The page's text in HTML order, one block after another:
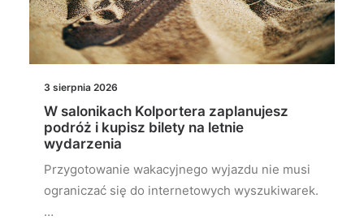
3 sierpnia 2026
W salonikach Kolportera zaplanujesz
podróż i kupisz bilety na letnie
wydarzenia
Przygotowanie wakacyjnego wyjazdu nie musi
ograniczać się do internetowych wyszukiwarek.
…